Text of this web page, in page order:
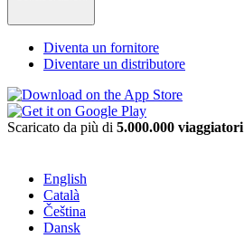
Diventa un fornitore
Diventare un distributore
Scaricato da più di 5.000.000 viaggiatori
English
Català
Čeština
Dansk